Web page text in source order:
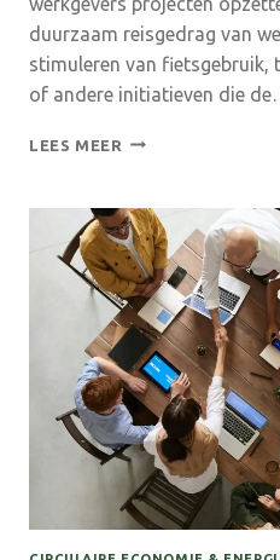
duurzaam reisgedrag van
stimuleren van fietsgebruik,
of andere initiatieven die de…
LEES MEER MELD
AAN
VOOR
COVER-
SUBSIDIE
–
SAMEN
VERDUURZAMEN
MET
JE